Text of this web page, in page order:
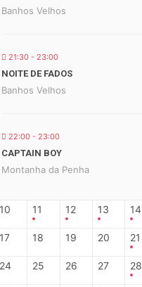
Banhos Velhos
21:30 - 23:00
NOITE DE FADOS
Banhos Velhos
22:00 - 23:00
CAPTAIN BOY
Montanha da Penha
10 11 12 13 14
17 18 19 20 21
24 25 26 27 28